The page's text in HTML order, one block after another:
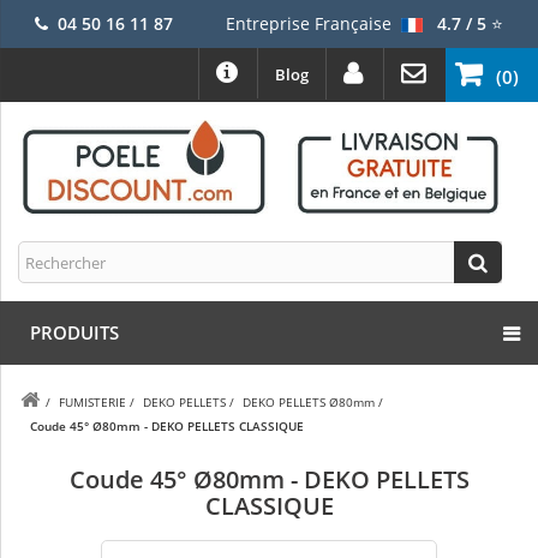
04 50 16 11 87 Entreprise Française 4.7 / 5⭐
(0)
Blog
PRODUITS
/ FUMISTERIE / DEKO PELLETS / DEKO PELLETS Ø80mm /
Coude 45° Ø80mm - DEKO PELLETS CLASSIQUE
Coude 45° Ø80mm - DEKO PELLETS
CLASSIQUE